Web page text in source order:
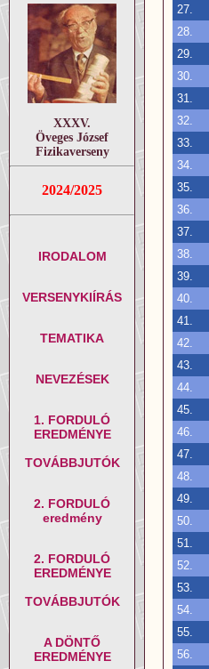
XXXV.
Öveges József
Fizikaverseny
2024/2025
IRODALOM
VERSENYKIÍRÁS
TEMATIKA
NEVEZÉSEK
1. FORDULÓ
EREDMÉNYE
TOVÁBBJUTÓK
2. FORDULÓ
eredmény
2. FORDULÓ
EREDMÉNYE
TOVÁBBJUTÓK
A DÖNTŐ
EREDMÉNYE
27.
28.
29.
30.
31.
32.
33.
34.
35.
36.
37.
38.
39.
40.
41.
42.
43.
44.
45.
46.
47.
48.
49.
50.
51.
52.
53.
54.
55.
56.